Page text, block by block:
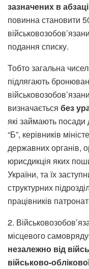
зазначених в
повинна становити 50
подання списку.
Тобто загальна
підлягають
визначається без
які займають посади
“Б”, керівників
державних органів,
юрисдикція яких
України, та їх
структурних
працівників
2.
місцевого
незалежно від
військово-